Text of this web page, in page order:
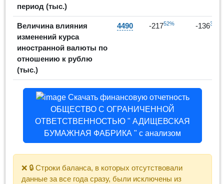
период (тыс.)
Величина влияния
изменений курса
иностранной валюты по
отношению к рублю
(тыс.)
4490 -21752% -13637%
Скачать финансовую отчетность
ОБЩЕСТВО С ОГРАНИЧЕННОЙ
ОТВЕТСТВЕННОСТЬЮ " АДИЩЕВСКАЯ
БУМАЖНАЯ ФАБРИКА " с анализом
❌ 🔒 Строки баланса, в которых отсутствовали
данные за все года сразу, были исключены из